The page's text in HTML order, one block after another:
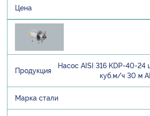
Насос AISI 316 KDP-40-24
куб.м/ч 30 м